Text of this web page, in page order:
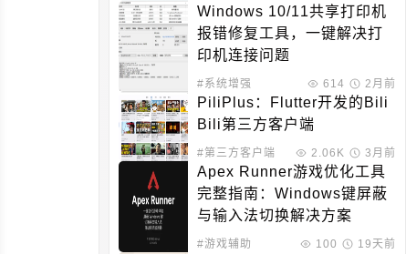
Windows 10/11共享打印机
报错修复工具，一键解决打
印机连接问题
#系统增强 614 2月前
PiliPlus：Flutter开发的Bili
Bili第三方客户端
#第三方客户端 2.06K 3月前
Apex Runner游戏优化工具
完整指南：Windows键屏蔽
与输入法切换解决方案
#游戏辅助 100 19天前